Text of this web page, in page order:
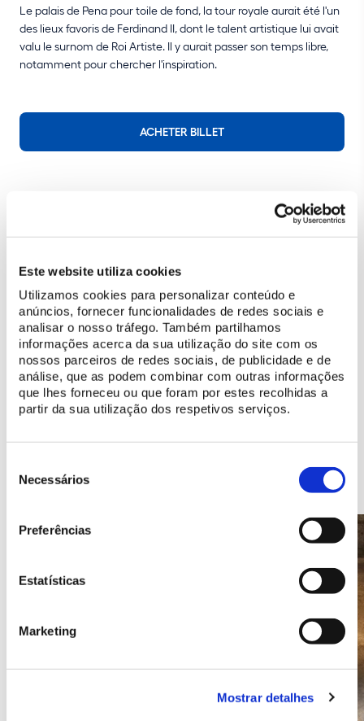
Este website utiliza cookies
Utilizamos cookies para personalizar conteúdo e
anúncios, fornecer funcionalidades de redes sociais e
analisar o nosso tráfego. Também partilhamos
informações acerca da sua utilização do site com os
nossos parceiros de redes sociais, de publicidade e de
análise, que as podem combinar com outras informações
que lhes forneceu ou que foram por estes recolhidas a
partir da sua utilização dos respetivos serviços.
Necessários
Preferências
Estatísticas
Marketing
Mostrar detalhes
Le palais de Pena pour toile de fond, la tour royale aurait été l'un
des lieux favoris de Ferdinand II, dont le talent artistique lui avait
valu le surnom de Roi Artiste. Il y aurait passer son temps libre,
notamment pour chercher l'inspiration.
ACHETER BILLET
Plus d'information
Histoire du Château des Maures
Découvrez les ressources numériques disponibles
Endroits à découvrir